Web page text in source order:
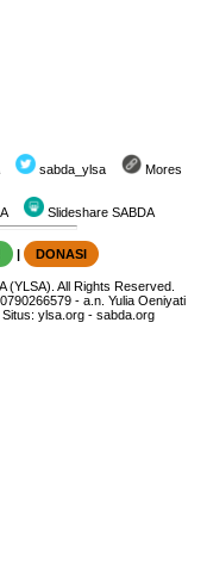
sabda_ylsa Mores
Slideshare SABDA
| DONASI
(YLSA). All Rights Reserved.
- a.n. Yulia Oeniyati
Situs:ylsa.org -sabda.org